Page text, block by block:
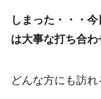
しまった・・・
は大事な打ち合わ
どんな方にも訪れ